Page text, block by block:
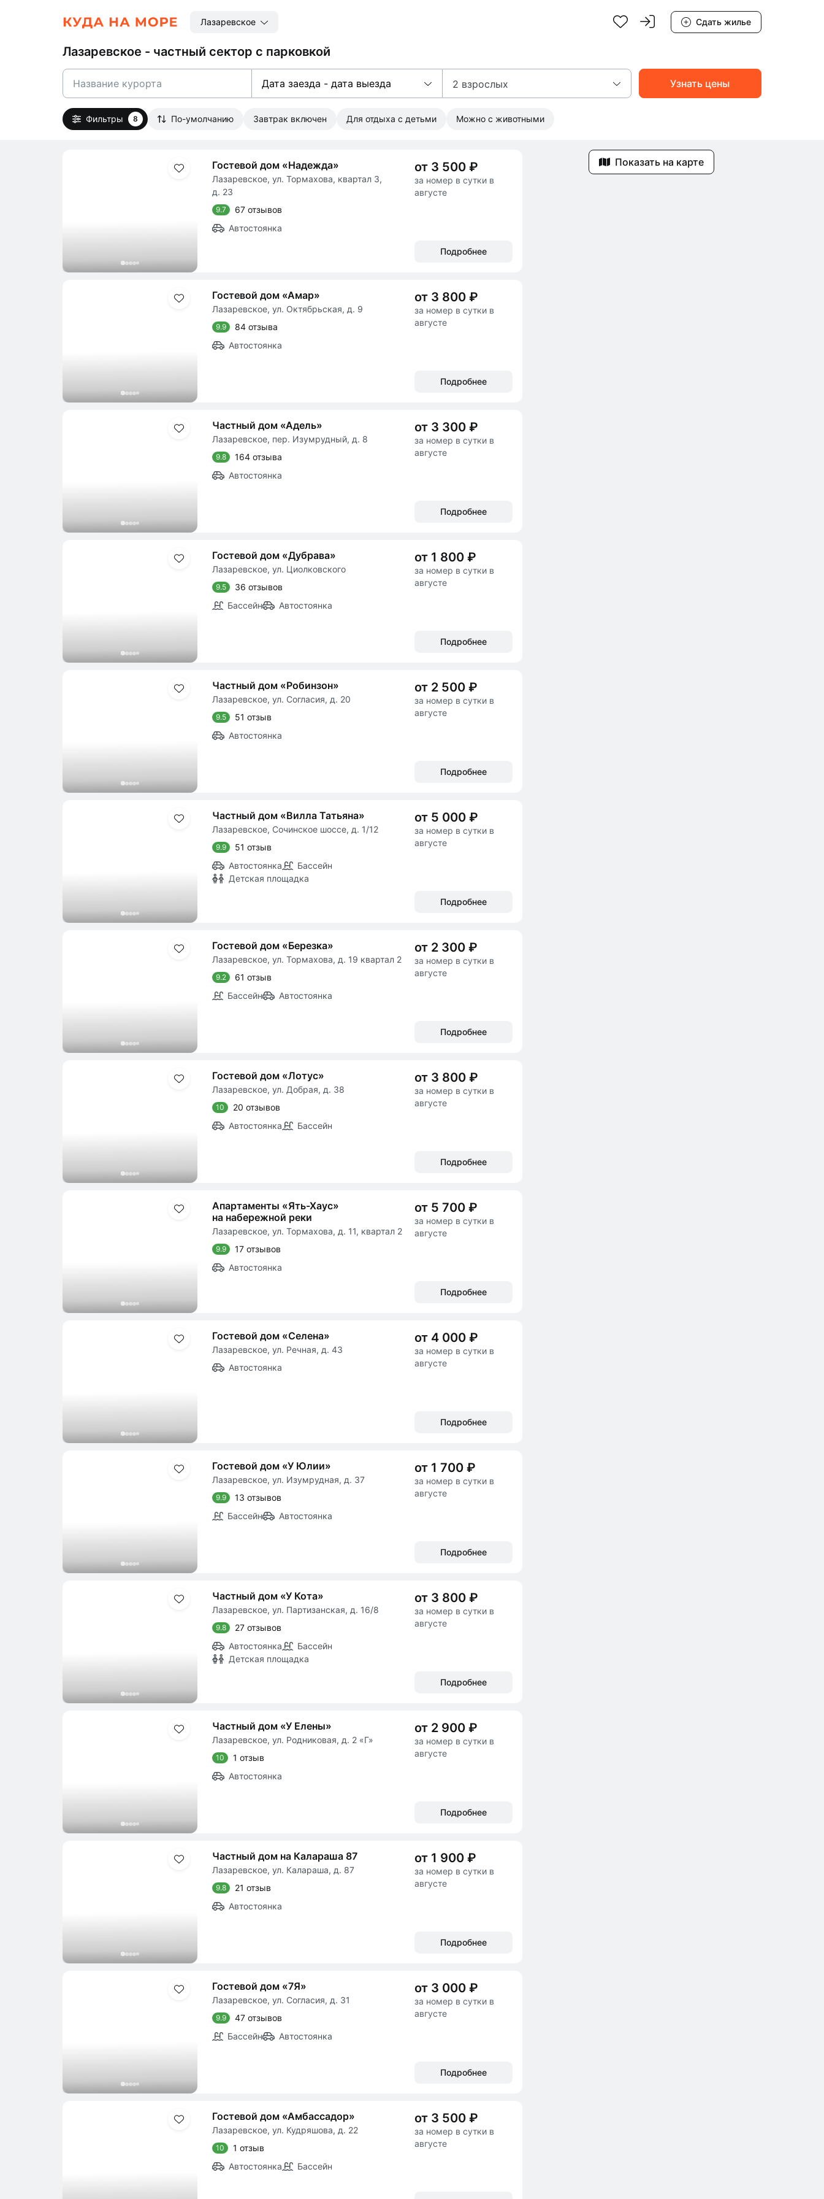
Лазаревское Сдать жилье
Лазаревское - частный сектор с парковкой
Дата заезда - дата выезда 2 взрослых
Фильтры 8 По-умолчанию Завтрак включен Для отдыха с детьми Можно с животными
Гостевой дом «Надежда»
Лазаревское, ул. Тормахова, квартал 3,
д. 23
9.7
67 отзывов
Автостоянка
от 3 500 ₽
за номер в сутки в
августе
Подробнее
Гостевой дом «Амар»
Лазаревское, ул. Октябрьская, д. 9
9.9
84 отзыва
Автостоянка
от 3 800 ₽
за номер в сутки в
августе
Подробнее
Частный дом «Адель»
Лазаревское, пер. Изумрудный, д. 8
9.8
164 отзыва
Автостоянка
от 3 300 ₽
за номер в сутки в
августе
Подробнее
Гостевой дом «Дубрава»
Лазаревское, ул. Циолковского
9.5
36 отзывов
Бассейн
Автостоянка
от 1 800 ₽
за номер в сутки в
августе
Подробнее
Частный дом «Робинзон»
Лазаревское, ул. Согласия, д. 20
9.5
51 отзыв
Автостоянка
от 2 500 ₽
за номер в сутки в
августе
Подробнее
Частный дом «Вилла Татьяна»
Лазаревское, Сочинское шоссе, д. 1/12
9.9
51 отзыв
Автостоянка
Бассейн
Детская площадка
от 5 000 ₽
за номер в сутки в
августе
Подробнее
Гостевой дом «Березка»
Лазаревское, ул. Тормахова, д. 19 квартал 2
9.2
61 отзыв
Бассейн
Автостоянка
от 2 300 ₽
за номер в сутки в
августе
Подробнее
Гостевой дом «Лотус»
Лазаревское, ул. Добрая, д. 38
10
20 отзывов
Автостоянка
Бассейн
от 3 800 ₽
за номер в сутки в
августе
Подробнее
Апартаменты «Ять-Хаус»
на набережной реки
Лазаревское, ул. Тормахова, д. 11, квартал 2
9.9
17 отзывов
Автостоянка
от 5 700 ₽
за номер в сутки в
августе
Подробнее
Гостевой дом «Селена»
Лазаревское, ул. Речная, д. 43
Автостоянка
от 4 000 ₽
за номер в сутки в
августе
Подробнее
Гостевой дом «У Юлии»
Лазаревское, ул. Изумрудная, д. 37
9.9
13 отзывов
Бассейн
Автостоянка
от 1 700 ₽
за номер в сутки в
августе
Подробнее
Частный дом «У Кота»
Лазаревское, ул. Партизанская, д. 16/8
9.8
27 отзывов
Автостоянка
Бассейн
Детская площадка
от 3 800 ₽
за номер в сутки в
августе
Подробнее
Частный дом «У Елены»
Лазаревское, ул. Родниковая, д. 2 «Г»
10
1 отзыв
Автостоянка
от 2 900 ₽
за номер в сутки в
августе
Подробнее
Частный дом на Калараша 87
Лазаревское, ул. Калараша, д. 87
9.8
21 отзыв
Автостоянка
от 1 900 ₽
за номер в сутки в
августе
Подробнее
Гостевой дом «7Я»
Лазаревское, ул. Согласия, д. 31
9.9
47 отзывов
Бассейн
Автостоянка
от 3 000 ₽
за номер в сутки в
августе
Подробнее
Гостевой дом «Амбассадор»
Лазаревское, ул. Кудряшова, д. 22
10
1 отзыв
Автостоянка
Бассейн
от 3 500 ₽
за номер в сутки в
августе
Показать на карте